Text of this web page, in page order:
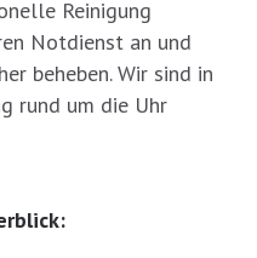
Reinigung
Notdienst an und
beheben. Wir sind in
rund um die Uhr